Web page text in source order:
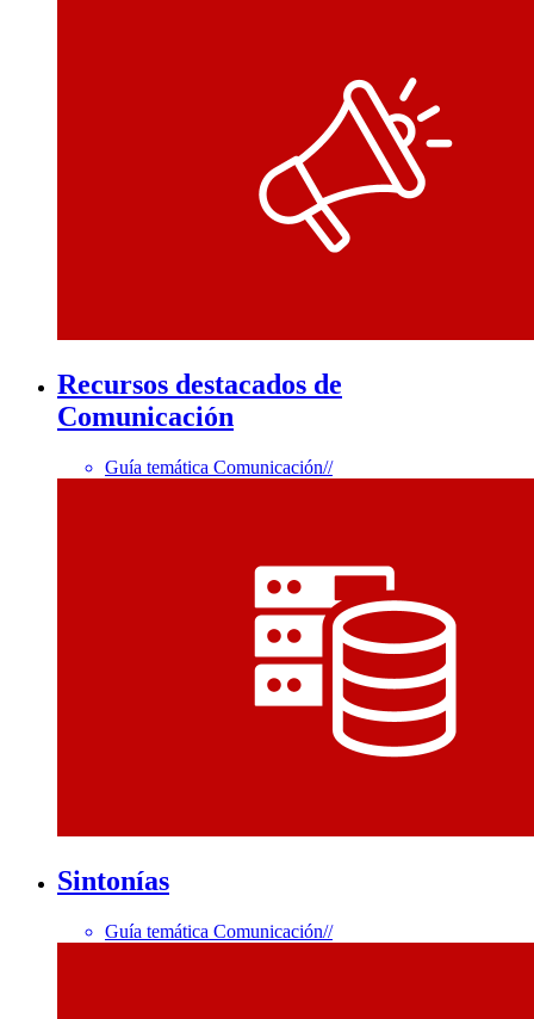
Recursos destacados de
Comunicación
Guía temática Comunicación//
Sintonías
Guía temática Comunicación//